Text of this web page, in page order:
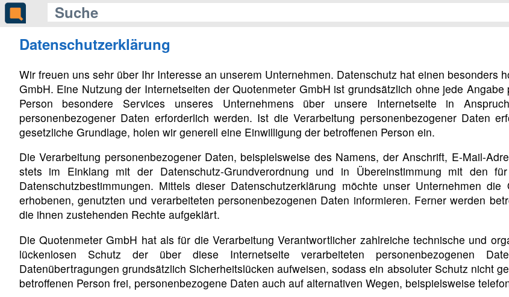
Datenschutzerklärung
Wir freuen uns sehr über Ihr Interesse an unserem Unternehmen. Datenschutz hat einen besonders
GmbH. Eine Nutzung der Internetseiten der Quotenmeter GmbH ist grundsätzlich ohne jede
Person besondere Services unseres Unternehmens über unsere Internetseite in
personenbezogener Daten erforderlich werden. Ist die Verarbeitung personenbezogener Daten
gesetzliche Grundlage, holen wir generell eine Einwilligung der betroffenen Person ein.
Die Verarbeitung personenbezogener Daten, beispielsweise des Namens, der Anschrift, E-Mail-
stets im Einklang mit der Datenschutz-Grundverordnung und in Übereinstimmung mit den
Datenschutzbestimmungen. Mittels dieser Datenschutzerklärung möchte unser Unternehmen
erhobenen, genutzten und verarbeiteten personenbezogenen Daten informieren. Ferner werden
die ihnen zustehenden Rechte aufgeklärt.
Die Quotenmeter GmbH hat als für die Verarbeitung Verantwortlicher zahlreiche technische und
lückenlosen Schutz der über diese Internetseite verarbeiteten personenbezogenen
Datenübertragungen grundsätzlich Sicherheitslücken aufweisen, sodass ein absoluter Schutz nicht
betroffenen Person frei, personenbezogene Daten auch auf alternativen Wegen, beispielsweise